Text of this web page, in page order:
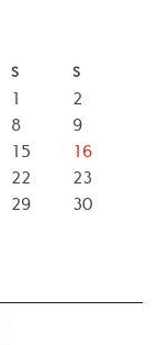
S S
1
2
8
9
15
16
22
23
29
30